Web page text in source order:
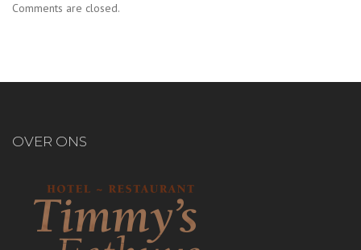
Comments are closed.
OVER ONS